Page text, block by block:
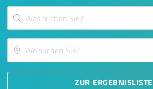
ZUR ERGEBNISLISTE